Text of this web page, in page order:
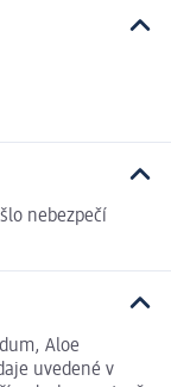
nebezpečí
Aloe
uvedené v